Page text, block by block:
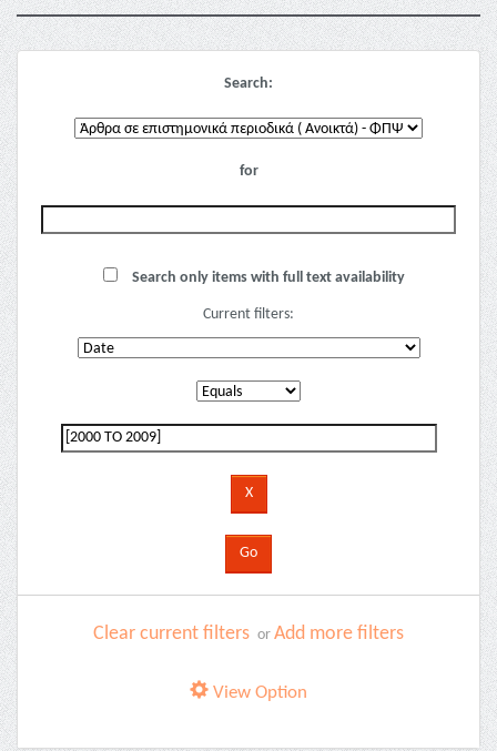
Search:
for
Search only items with full text availability
Current filters:
Clear current filters or Add more filters
View Option